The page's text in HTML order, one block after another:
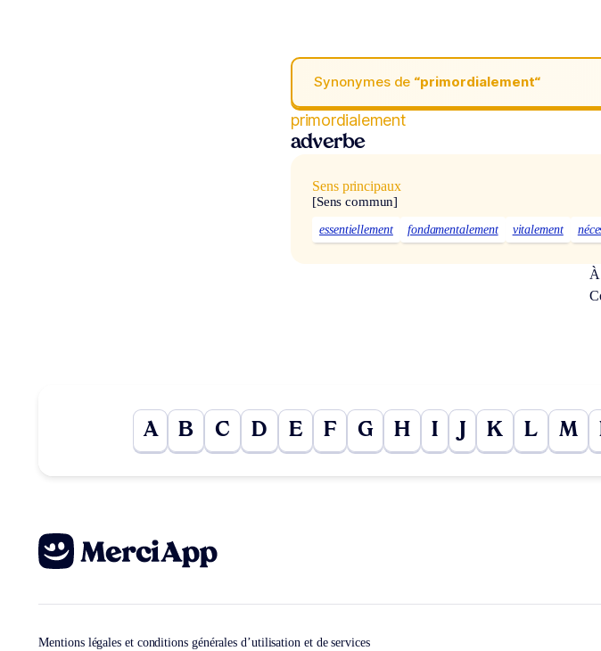
Synonymes de “primordialement“
primordialement
adverbe
Sens principaux
[Sens commun]
essentiellement fondamentalement vitalement
A B C D E F G H I J K L M
Mentions légales et conditions générales d’utilisation et de services